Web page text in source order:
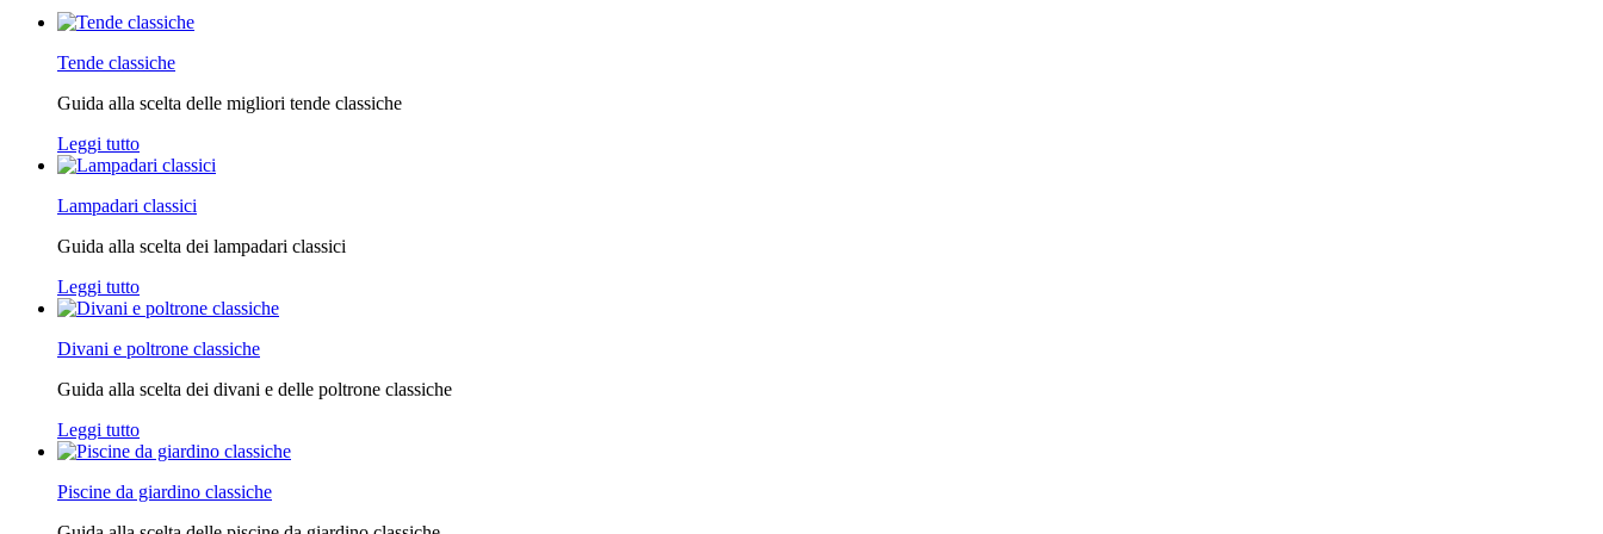
Tende classiche
Guida alla scelta delle migliori tende classiche
Leggi tutto
Lampadari classici
Guida alla scelta dei lampadari classici
Leggi tutto
Divani e poltrone classiche
Guida alla scelta dei divani e delle poltrone classiche
Leggi tutto
Piscine da giardino classiche